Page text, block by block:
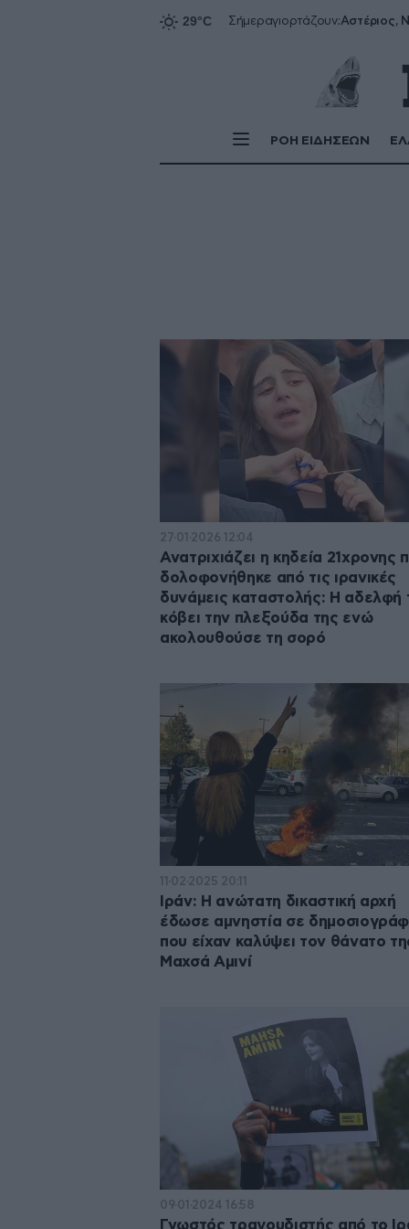
Σήμεραγιορτάζουν:Αστέριος,
ΡΟΗ ΕΙΔΗΣΕΩΝ
27·01·2026 12:04
Ανατριχιάζει η κηδεία 21χρονης
δολοφονήθηκε από τις ιρανικές
δυνάμεις καταστολής: Η αδελφή
κόβει την πλεξούδα της ενώ
ακολουθούσε τη σορό
11·02·2025 20:11
Ιράν: Η ανώτατη δικαστική αρχή
έδωσε αμνηστία σε
που είχαν καλύψει τον θάνατο
Μαχσά Αμινί
09·01·2024 16:58
Γνωστός τραγουδιστής από το